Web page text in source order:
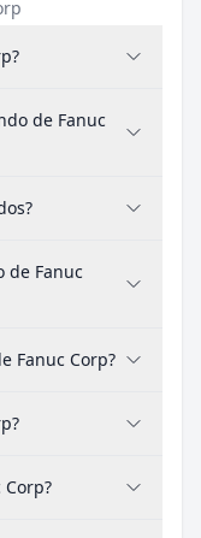
de Fanuc
de Fanuc
Fanuc Corp?